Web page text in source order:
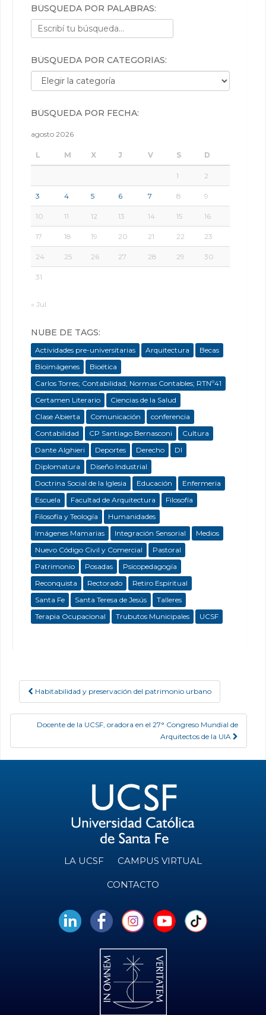
BÚSQUEDA POR PALABRAS:
BÚSQUEDA POR CATEGORÍAS:
Búsqueda por categorías:
BÚSQUEDA POR FECHA:
agosto 2026
L M X J V S D
1 2
3 4 5 6 7 8 9
10 11 12 13 14 15 16
17 18 19 20 21 22 23
24 25 26 27 28 29 30
31
« Jul
NUBE DE TAGS:
Actividades pre-universitarias Arquitectura
Becas
Bioimágenes
Bioética
Carlos Torres; Contabilidad; Normas Contables; RTNº41
Certamen Literario
Ciencias de la Salud
Clase Abierta
Comunicación
conferencia
Contabilidad
CP Santiago Bernasconi
Cultura
Dante Alghieri
Deportes Derecho
DI
Diplomatura
Diseño Industrial
Doctrina Social de la Iglesia
Educación
Enfermeria
Escuela
Facultad de Arquitectura
Filosofía
Filosofía y Teología
Humanidades
Imágenes Mamarias
Integración Sensorial
Medios
Nuevo Código Civil y Comercial
Pastoral
Patrimonio
Posadas
Psicopedagogía
Reconquista
Rectorado
Retiro Espiritual
Santa Fe
Santa Teresa de Jesús
Talleres
Terapia Ocupacional
Trubutos Municipales UCSF
Post navigation
Habitabilidad y preservación del patrimonio urbano
Docente de la UCSF, oradora en el 27° Congreso Mundial de
Arquitectos de la UIA
LA UCSF CAMPUS VIRTUAL
CONTACTO